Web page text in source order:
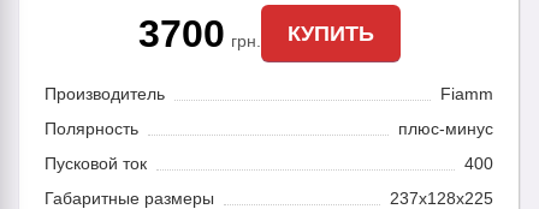
3700 грн. КУПИТЬ
Производитель
Fiamm
Полярность
плюс-минус
Пусковой ток
400
Габаритные размеры
237x128x225